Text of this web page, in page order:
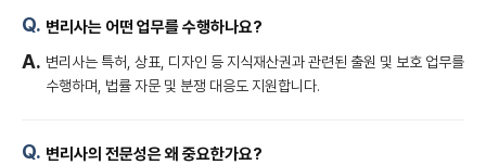
변리사는 어떤 업무를 수행하나요?
변리사는 특허, 상표, 디자인 등 지식재산권과 관련된 출원 및 보호 업무를
수행하며, 법률 자문 및 분쟁 대응도 지원합니다.
변리사의 전문성은 왜 중요한가요?